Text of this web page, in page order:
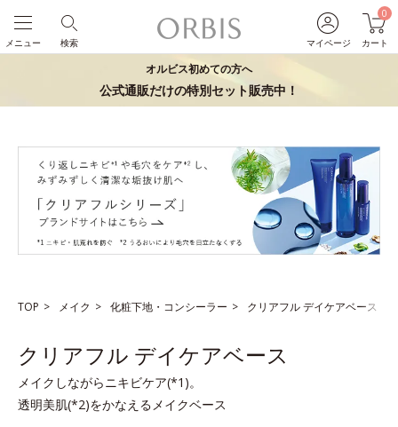
マイページ
0
カート
検索
メニュー
オルビス初めての方へ
公式通販だけの特別セット販売中！
TOP メイク 化粧下地・コンシーラー クリアフル デイケアベース
クリアフル デイケアベース
メイクしながらニキビケア(*1)。
透明美肌(*2)をかなえるメイクベース